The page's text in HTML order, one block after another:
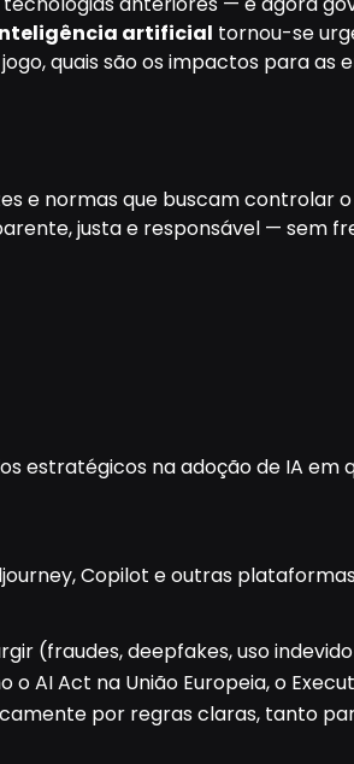
artificial tornou-se
quais são os impactos para
e normas que buscam controlar
justa e responsável — sem
estratégicos na adoção de IA em
Copilot e outras
(fraudes, deepfakes, uso
Act na União Europeia, o
por regras claras, tanto